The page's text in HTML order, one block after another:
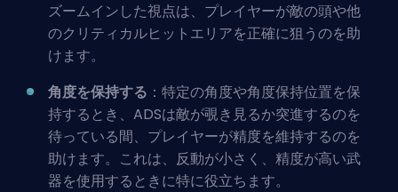
ズームインした視点は、プレイヤーが敵の頭や他
のクリティカルヒットエリアを正確に狙うのを助
けます。
角度を保持する ：特定の角度や角度保持位置を保
持するとき、ADSは敵が覗き見るか突進するのを
待っている間、プレイヤーが精度を維持するのを
助けます。これは、反動が小さく、精度が高い武
器を使用するときに特に役立ちます。